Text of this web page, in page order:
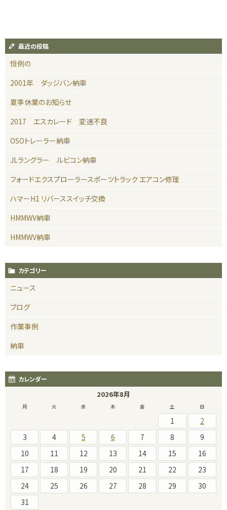
最近の投稿
恒例の
2001年 ダッジバン納車
夏季休業のお知らせ
2017 エスカレード 変速不良
OSOトレーラー納車
JLラングラー ルビコン納車
フォードエクスプローラースポーツトラック エアコン修理
ハマーH1 リバーススイッチ交換
HMMWV納車
HMMWV納車
カテゴリー
ニュース
ブログ
作業事例
納車
カレンダー
2026年8月
月 火 水 木 金 土 日
1
2
3
4 5 6 7 8
9
10
11 12 13 14 15
16
17
18 19 20 21 22
23
24
25 26 27 28 29
30
31